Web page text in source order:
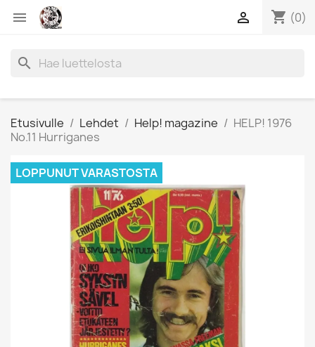
 shopping_cart (0)

search
Etusivulle Lehdet Help! magazine
HELP! 1976
No.11 Hurriganes
LOPPUNUT VARASTOSTA